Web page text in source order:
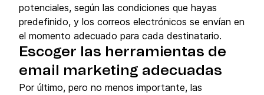
potenciales, según las condiciones que hayas
predefinido, y los correos electrónicos se envían en
el momento adecuado para cada destinatario.
Escoger las herramientas de
email marketing adecuadas
Por último, pero no menos importante, las